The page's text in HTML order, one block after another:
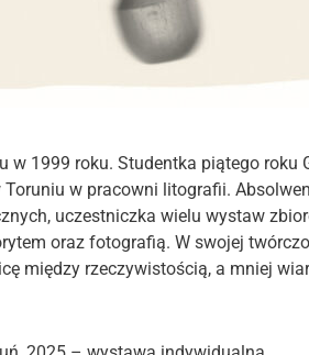
w 1999 roku. Studentka piątego
w pracowni litografii.
uczestniczka wielu wystaw
oraz fotografią. W swojej
między rzeczywistością, a mniej